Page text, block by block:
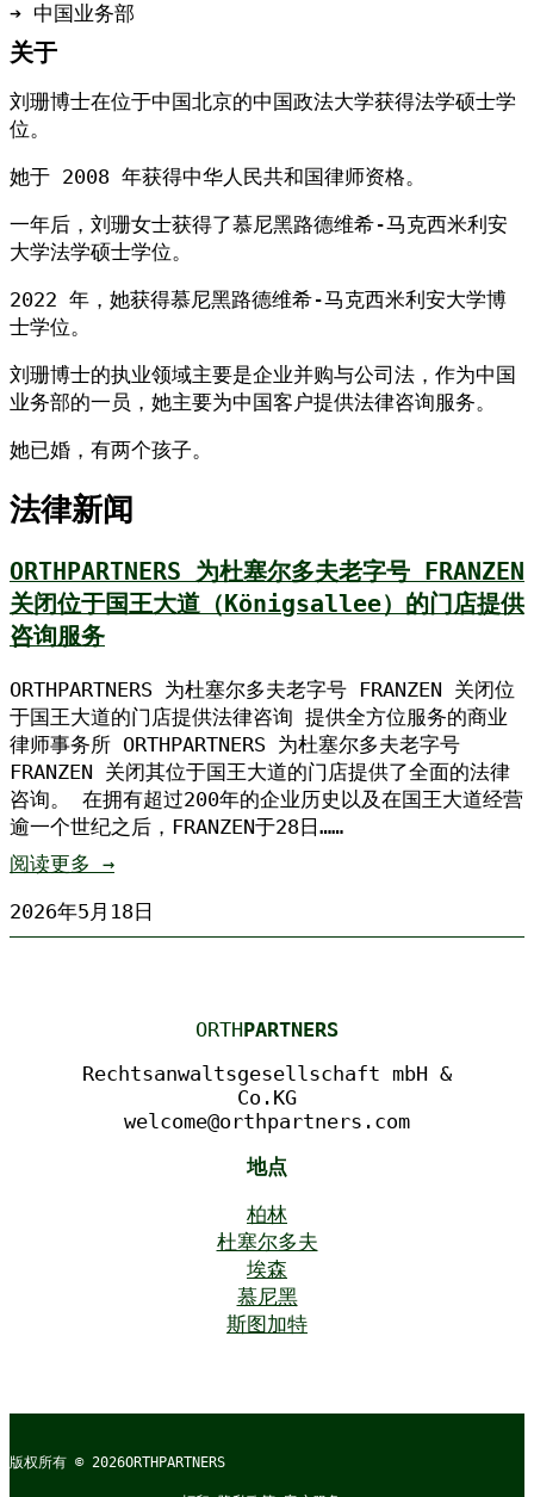
➔ 中国业务部
关于
刘珊博士在位于中国北京的中国政法大学获得法学硕士学
位。
她于 2008 年获得中华人民共和国律师资格。
一年后，刘珊女士获得了慕尼黑路德维希-马克西米利安
大学法学硕士学位。
2022 年，她获得慕尼黑路德维希-马克西米利安大学博
士学位。
刘珊博士的执业领域主要是企业并购与公司法，作为中国
业务部的一员，她主要为中国客户提供法律咨询服务。
她已婚，有两个孩子。
法律新闻
ORTHPARTNERS 为杜塞尔多夫老字号 FRANZEN
关闭位于国王大道（Königsallee）的门店提供
咨询服务
ORTHPARTNERS 为杜塞尔多夫老字号 FRANZEN 关闭位
于国王大道的门店提供法律咨询 提供全方位服务的商业
律师事务所 ORTHPARTNERS 为杜塞尔多夫老字号
FRANZEN 关闭其位于国王大道的门店提供了全面的法律
咨询。 在拥有超过200年的企业历史以及在国王大道经营
逾一个世纪之后，FRANZEN于28日……
阅读更多 →
2026年5月18日
ORTHPARTNERS
Rechtsanwaltsgesellschaft mbH &
Co.KG
welcome@orthpartners.com
地点
柏林
杜塞尔多夫
埃森
慕尼黑
斯图加特
版权所有 © 2026ORTHPARTNERS